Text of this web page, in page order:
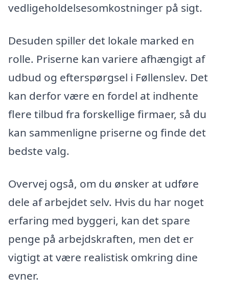
vedligeholdelsesomkostninger på sigt.
Desuden spiller det lokale marked en
rolle. Priserne kan variere afhængigt af
udbud og efterspørgsel i Føllenslev. Det
kan derfor være en fordel at indhente
flere tilbud fra forskellige firmaer, så du
kan sammenligne priserne og finde det
bedste valg.
Overvej også, om du ønsker at udføre
dele af arbejdet selv. Hvis du har noget
erfaring med byggeri, kan det spare
penge på arbejdskraften, men det er
vigtigt at være realistisk omkring dine
evner.